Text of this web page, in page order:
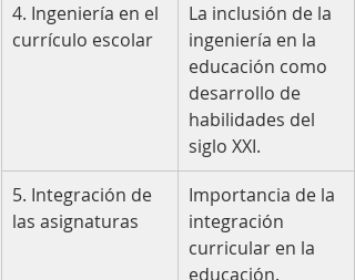
4. Ingeniería en el
currículo escolar
La inclusión de la
ingeniería en la
educación como
desarrollo de
habilidades del
siglo XXI.
5. Integración de
las asignaturas
Importancia de la
integración
curricular en la
educación.